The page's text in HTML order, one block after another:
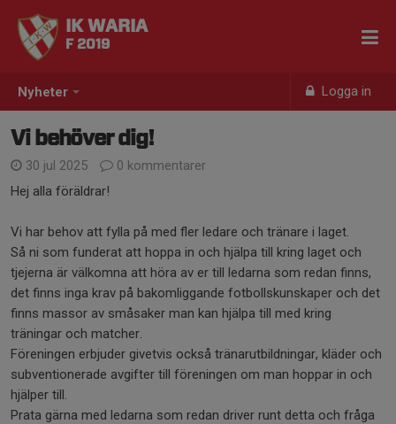
Nyheter Logga in
IK WARIA
F 2019
Vi behöver dig!
30 jul 2025
0 kommentarer
Hej alla föräldrar!
Vi har behov att fylla på med fler ledare och tränare i laget.
Så ni som funderat att hoppa in och hjälpa till kring laget och
tjejerna är välkomna att höra av er till ledarna som redan finns,
det finns inga krav på bakomliggande fotbollskunskaper och det
finns massor av småsaker man kan hjälpa till med kring
träningar och matcher.
Föreningen erbjuder givetvis också tränarutbildningar, kläder och
subventionerade avgifter till föreningen om man hoppar in och
hjälper till.
Prata gärna med ledarna som redan driver runt detta och fråga